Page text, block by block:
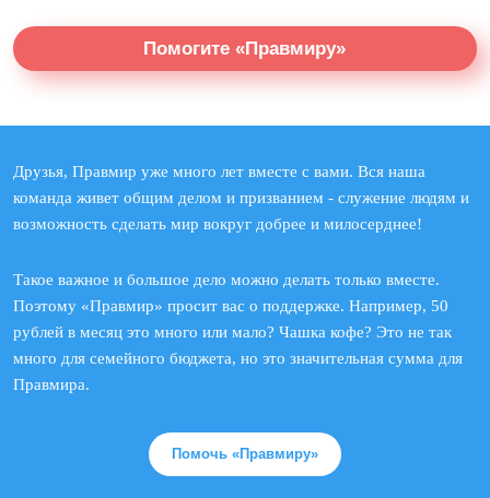
Помогите «Правмиру»
Друзья, Правмир уже много лет вместе с вами. Вся наша
команда живет общим делом и призванием - служение людям и
возможность сделать мир вокруг добрее и милосерднее!
Такое важное и большое дело можно делать только вместе.
Поэтому «Правмир» просит вас о поддержке. Например, 50
рублей в месяц это много или мало? Чашка кофе? Это не так
много для семейного бюджета, но это значительная сумма для
Правмира.
Помочь «Правмиру»